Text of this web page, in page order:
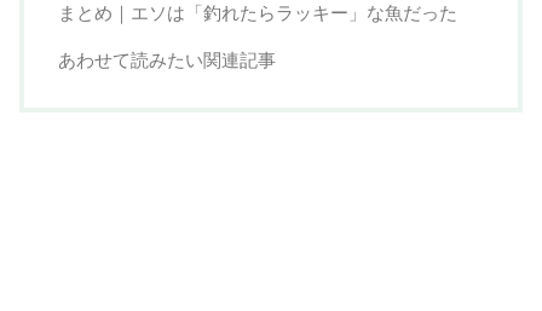
まとめ｜エソは「釣れたらラッキー」な魚だった
あわせて読みたい関連記事